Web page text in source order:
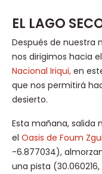
EL LAGO
Después de nuestra
nos dirigimos hacia
Nacional Iriqui, en
que nos permitirá
desierto.
Esta mañana,
el Oasis de Foum
-6.877034),
una pista